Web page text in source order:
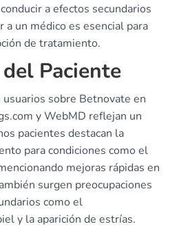
a efectos secundarios
a un médico es esencial para
de tratamiento.
Paciente
sobre Betnovate en
y WebMD reflejan un
pacientes destacan la
para condiciones como el
mejoras rápidas en
surgen preocupaciones
como el
y la aparición de estrías.